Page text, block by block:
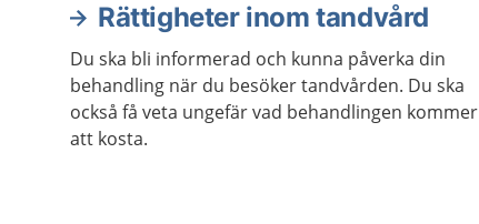
Rättigheter inom tandvård
Du ska bli informerad och kunna påverka din
behandling när du besöker tandvården. Du ska
också få veta ungefär vad behandlingen kommer
att kosta.